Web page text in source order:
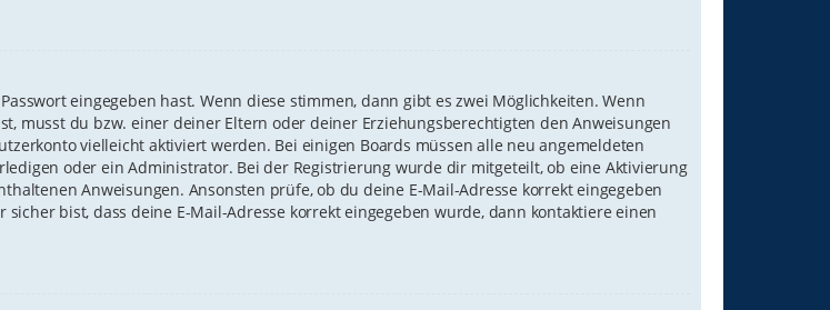
eingegeben hast. Wenn diese stimmen, dann gibt es zwei Möglichkeiten. Wenn
musst du bzw. einer deiner Eltern oder deiner Erziehungsberechtigten den Anweisungen
vielleicht aktiviert werden. Bei einigen Boards müssen alle neu angemeldeten
oder ein Administrator. Bei der Registrierung wurde dir mitgeteilt, ob eine Aktivierung
Anweisungen. Ansonsten prüfe, ob du deine E-Mail-Adresse korrekt eingegeben
bist, dass deine E-Mail-Adresse korrekt eingegeben wurde, dann kontaktiere einen